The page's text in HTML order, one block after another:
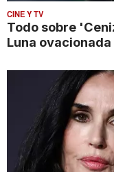
CINE Y TV
Todo sobre
Luna